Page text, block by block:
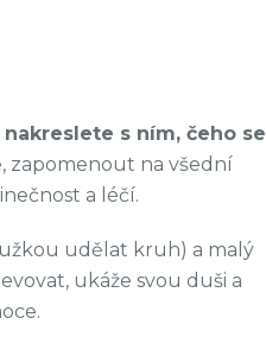
s ním, čeho se
zapomenout na všední
a léčí.
udělat kruh) a malý
ukáže svou duši a